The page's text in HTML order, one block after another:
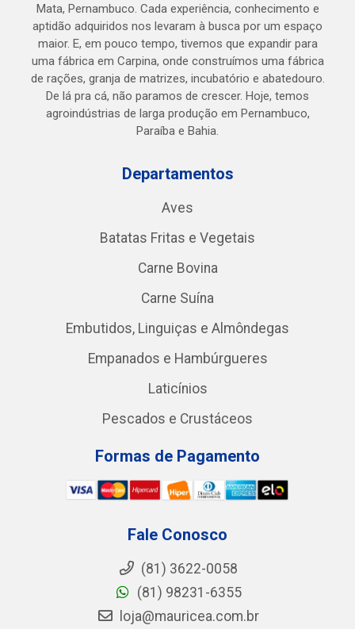
Mata, Pernambuco. Cada experiência, conhecimento e
aptidão adquiridos nos levaram à busca por um espaço
maior. E, em pouco tempo, tivemos que expandir para
uma fábrica em Carpina, onde construímos uma fábrica
de rações, granja de matrizes, incubatório e abatedouro.
De lá pra cá, não paramos de crescer. Hoje, temos
agroindústrias de larga produção em Pernambuco,
Paraíba e Bahia.
Departamentos
Aves
Batatas Fritas e Vegetais
Carne Bovina
Carne Suína
Embutidos, Linguiças e Almôndegas
Empanados e Hambúrgueres
Laticínios
Pescados e Crustáceos
Formas de Pagamento
Fale Conosco
(81) 3622-0058
(81) 98231-6355
loja@mauricea.com.br